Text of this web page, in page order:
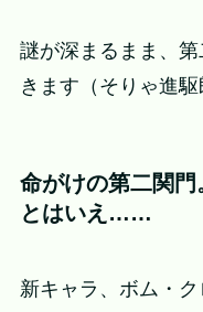
謎が深まるまま、
きます（そりゃ進駆
命がけの第二関
とはいえ……
新キャラ、ボム・